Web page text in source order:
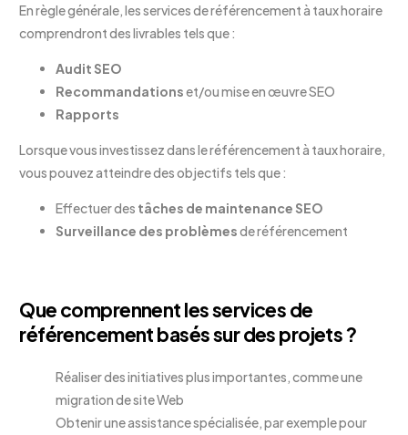
En règle générale, les services de référencement à taux horaire
comprendront des livrables tels que :
AuditSEO
Recommandationset/ou mise en œuvre SEO
Rapports
Lorsque vous investissez dans le référencement à taux horaire,
vous pouvez atteindre des objectifs tels que :
Effectuer des tâches de maintenance SEO
Surveillance des problèmesde référencement
Que comprennent les services de
référencement basés sur des projets ?
Réaliser des initiatives plus importantes, comme une
migration de site Web
Obtenir une assistance spécialisée, par exemple pour